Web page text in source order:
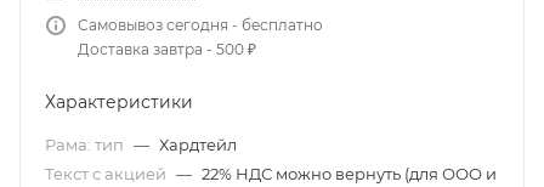
Самовывоз сегодня - бесплатно
Доставка завтра - 500 ₽
Характеристики
Рама: тип — Хардтейл
Текст с акцией — 22% НДС можно вернуть (для ООО и